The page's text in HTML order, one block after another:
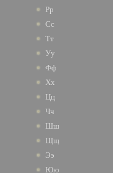
Рр
Сс
Тт
Уу
Фф
Хх
Цц
Чч
Шш
Щщ
Ээ
Юю